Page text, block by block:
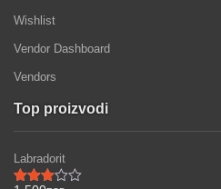
Wishlist
Vendor Dashboard
Vendors
Top proizvodi
Labradorit